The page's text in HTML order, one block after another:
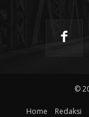
©
Home Redaksi